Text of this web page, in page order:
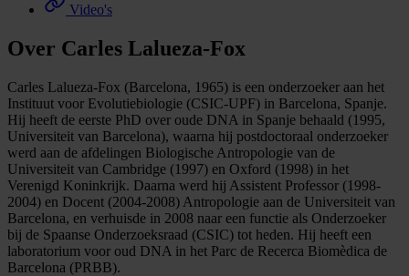
Video's
Over Carles Lalueza-Fox
Carles Lalueza-Fox (Barcelona, 1965) is een onderzoeker aan het
Instituut voor Evolutiebiologie (CSIC-UPF) in Barcelona, Spanje.
Hij heeft de eerste PhD over oude DNA in Spanje behaald (1995,
Universiteit van Barcelona), waarna hij postdoctoraal onderzoeker
werd aan de afdelingen Biologische Antropologie van de
Universiteit van Cambridge (1997) en Oxford (1998) in het
Verenigd Koninkrijk. Daarna werd hij Assistent Professor (1998-
2004) en Docent (2004-2008) Antropologie aan de Universiteit van
Barcelona, en verhuisde in 2008 naar een functie als Onderzoeker
bij de Spaanse Onderzoeksraad (CSIC) tot heden. Hij heeft een
laboratorium voor oud DNA in het Parc de Recerca Biomèdica de
Barcelona (PRBB).